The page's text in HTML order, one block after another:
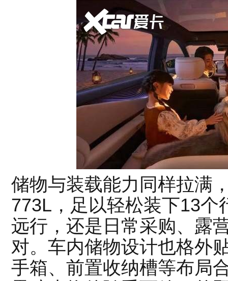
储物与装载能力同样拉满
773L，足以轻松装下13个
远行，还是日常采购、露
对。车内储物设计也格外
手箱、前置收纳槽等布局